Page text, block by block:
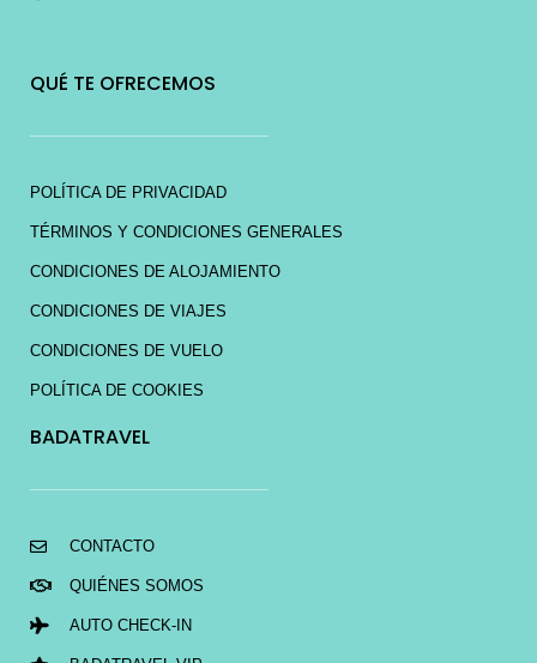
QUÉ TE OFRECEMOS
POLÍTICA DE PRIVACIDAD
TÉRMINOS Y CONDICIONES GENERALES
CONDICIONES DE ALOJAMIENTO
CONDICIONES DE VIAJES
CONDICIONES DE VUELO
POLÍTICA DE COOKIES
BADATRAVEL
CONTACTO
QUIÉNES SOMOS
AUTO CHECK-IN